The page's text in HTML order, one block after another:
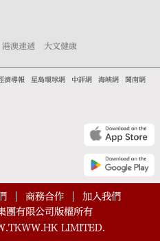
港澳速遞 大文健康
濟導報 星島環球網 中評網 海峽網
閩南網
商務合作
加入我們
團有限公司版權所有
LIMITED.